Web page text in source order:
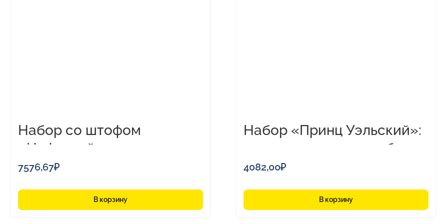
Набор со штофом
«Нефтяной»
7576,67₽
В корзину
Набор «Принц Уэльский»:
ручка, лупа, нож для бумаг
4082,00₽
В корзину